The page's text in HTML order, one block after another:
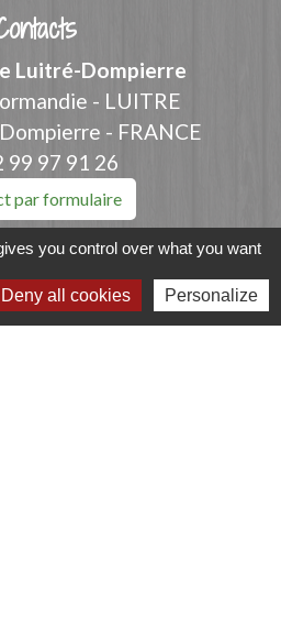
Luitré-Dompierre
- LUITRE
- FRANCE
99 97 91 26
par formulaire
Liens
you control over what you want
Deny all cookies Personalize